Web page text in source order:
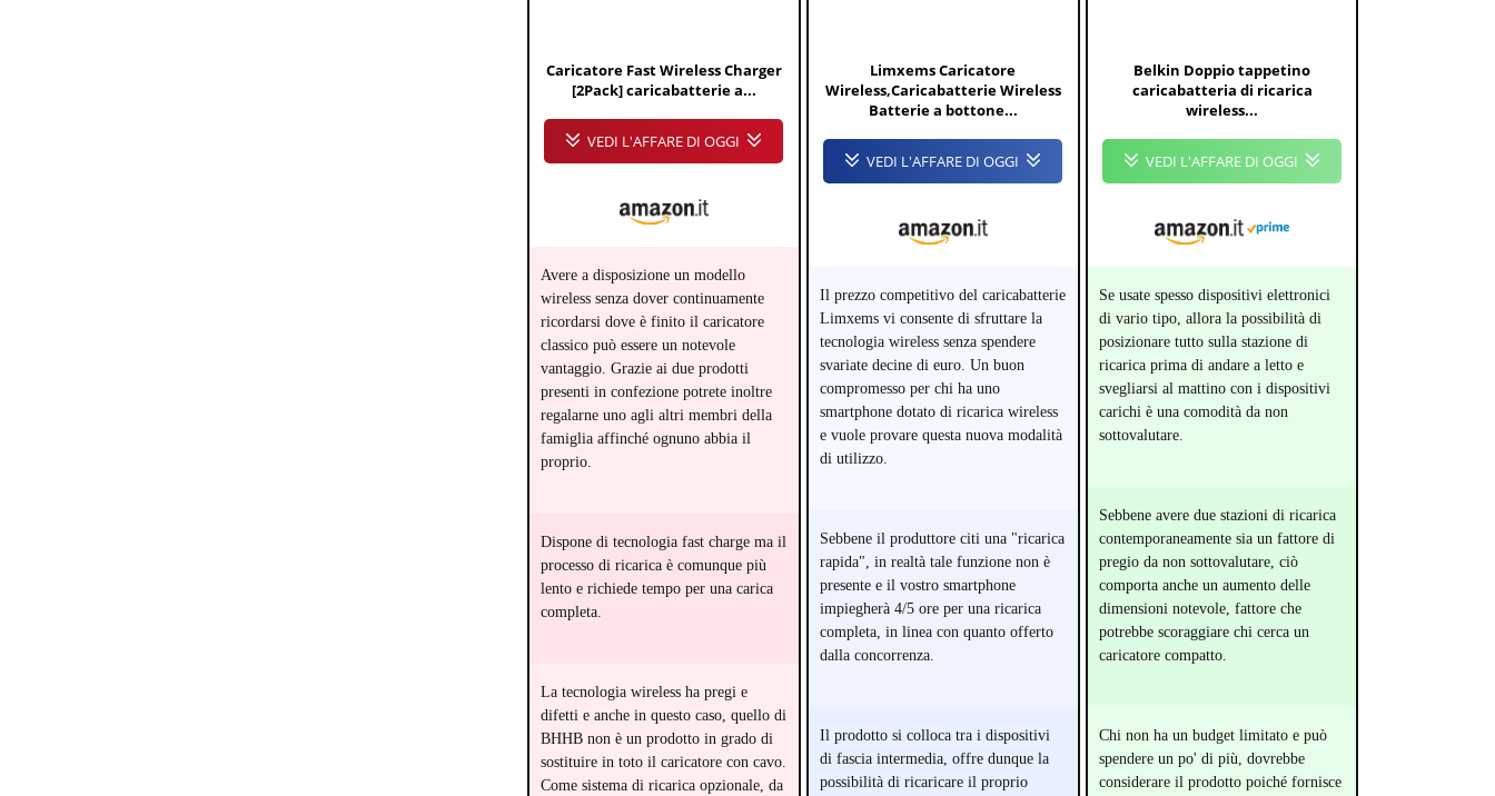
Caricatore Fast Wireless Charger
[2Pack] caricabatterie a...
VEDI L'AFFARE DI OGGI
Avere a disposizione un modello
wireless senza dover continuamente
ricordarsi dove è finito il caricatore
classico può essere un notevole
vantaggio. Grazie ai due prodotti
presenti in confezione potrete inoltre
regalarne uno agli altri membri della
famiglia affinché ognuno abbia il
proprio.
Dispone di tecnologia fast charge ma il
processo di ricarica è comunque più
lento e richiede tempo per una carica
completa.
La tecnologia wireless ha pregi e
difetti e anche in questo caso, quello di
BHHB non è un prodotto in grado di
sostituire in toto il caricatore con cavo.
Come sistema di ricarica opzionale, da
Limxems Caricatore
Wireless,Caricabatterie Wireless
Batterie a bottone...
VEDI L'AFFARE DI OGGI
Il prezzo competitivo del caricabatterie
Limxems vi consente di sfruttare la
tecnologia wireless senza spendere
svariate decine di euro. Un buon
compromesso per chi ha uno
smartphone dotato di ricarica wireless
e vuole provare questa nuova modalità
di utilizzo.
Sebbene il produttore citi una "ricarica
rapida", in realtà tale funzione non è
presente e il vostro smartphone
impiegherà 4/5 ore per una ricarica
completa, in linea con quanto offerto
dalla concorrenza.
Il prodotto si colloca tra i dispositivi
di fascia intermedia, offre dunque la
possibilità di ricaricare il proprio
Belkin Doppio tappetino
caricabatteria di ricarica
wireless...
VEDI L'AFFARE DI OGGI
Se usate spesso dispositivi elettronici
di vario tipo, allora la possibilità di
posizionare tutto sulla stazione di
ricarica prima di andare a letto e
svegliarsi al mattino con i dispositivi
carichi è una comodità da non
sottovalutare.
Sebbene avere due stazioni di ricarica
contemporaneamente sia un fattore di
pregio da non sottovalutare, ciò
comporta anche un aumento delle
dimensioni notevole, fattore che
potrebbe scoraggiare chi cerca un
caricatore compatto.
Chi non ha un budget limitato e può
spendere un po' di più, dovrebbe
considerare il prodotto poiché fornisce